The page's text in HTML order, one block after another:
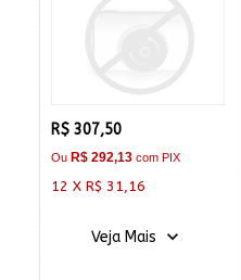
R$ 307,50
Ou R$ 292,13com PIX
12 X R$ 31,16
Veja Mais